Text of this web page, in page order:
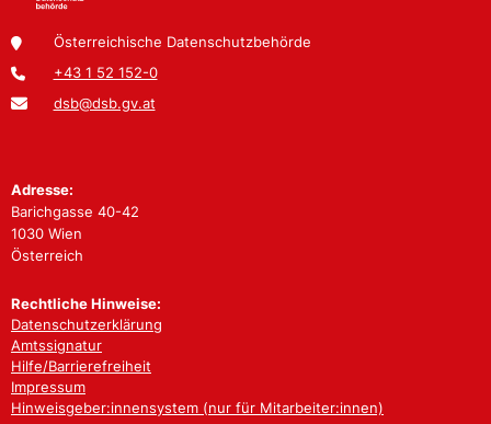
Österreichische Datenschutzbehörde
+43 1 52 152-0
dsb@dsb.gv.at
Adresse:
Barichgasse 40-42
1030 Wien
Österreich
Rechtliche Hinweise:
Datenschutzerklärung
Amtssignatur
Hilfe/Barrierefreiheit
Impressum
Hinweisgeber:innensystem (nur für Mitarbeiter:innen)